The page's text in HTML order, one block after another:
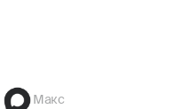
Макс